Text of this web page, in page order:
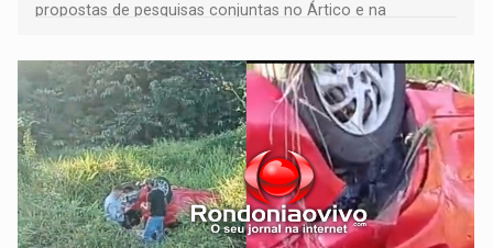
propostas de pesquisas conjuntas no Ártico e na